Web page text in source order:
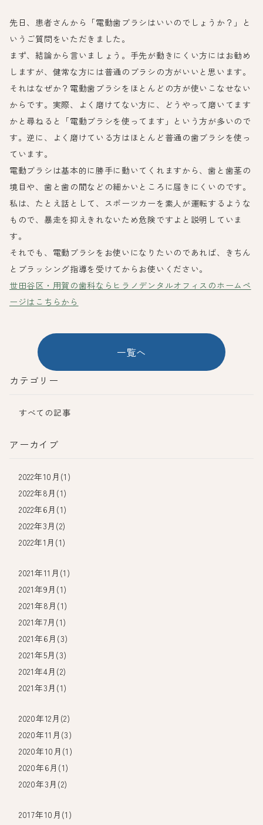
先日、患者さんから「電動歯ブラシはいいのでしょうか？」と
いうご質問をいただきました。
まず、結論から言いましょう。手先が動きにくい方にはお勧め
しますが、健常な方には普通のブラシの方がいいと思います。
それはなぜか？電動歯ブラシをほとんどの方が使いこなせない
からです。実際、よく磨けてない方に、どうやって磨いてます
かと尋ねると「電動ブラシを使ってます」という方が多いので
す。逆に、よく磨けている方はほとんど普通の歯ブラシを使っ
ています。
電動ブラシは基本的に勝手に動いてくれますから、歯と歯茎の
境目や、歯と歯の間などの細かいところに届きにくいのです。
私は、たとえ話として、スポーツカーを素人が運転するような
もので、暴走を抑えきれないため危険ですよと説明していま
す。
それでも、電動ブラシをお使いになりたいのであれば、きちん
とブラッシング指導を受けてからお使いください。
世田谷区・用賀の歯科ならヒラノデンタルオフィスのホームペ
ージはこちらから
一覧へ
カテゴリー
すべての記事
アーカイブ
2022年10月(1)
2022年8月(1)
2022年6月(1)
2022年3月(2)
2022年1月(1)
2021年11月(1)
2021年9月(1)
2021年8月(1)
2021年7月(1)
2021年6月(3)
2021年5月(3)
2021年4月(2)
2021年3月(1)
2020年12月(2)
2020年11月(3)
2020年10月(1)
2020年6月(1)
2020年3月(2)
2017年10月(1)